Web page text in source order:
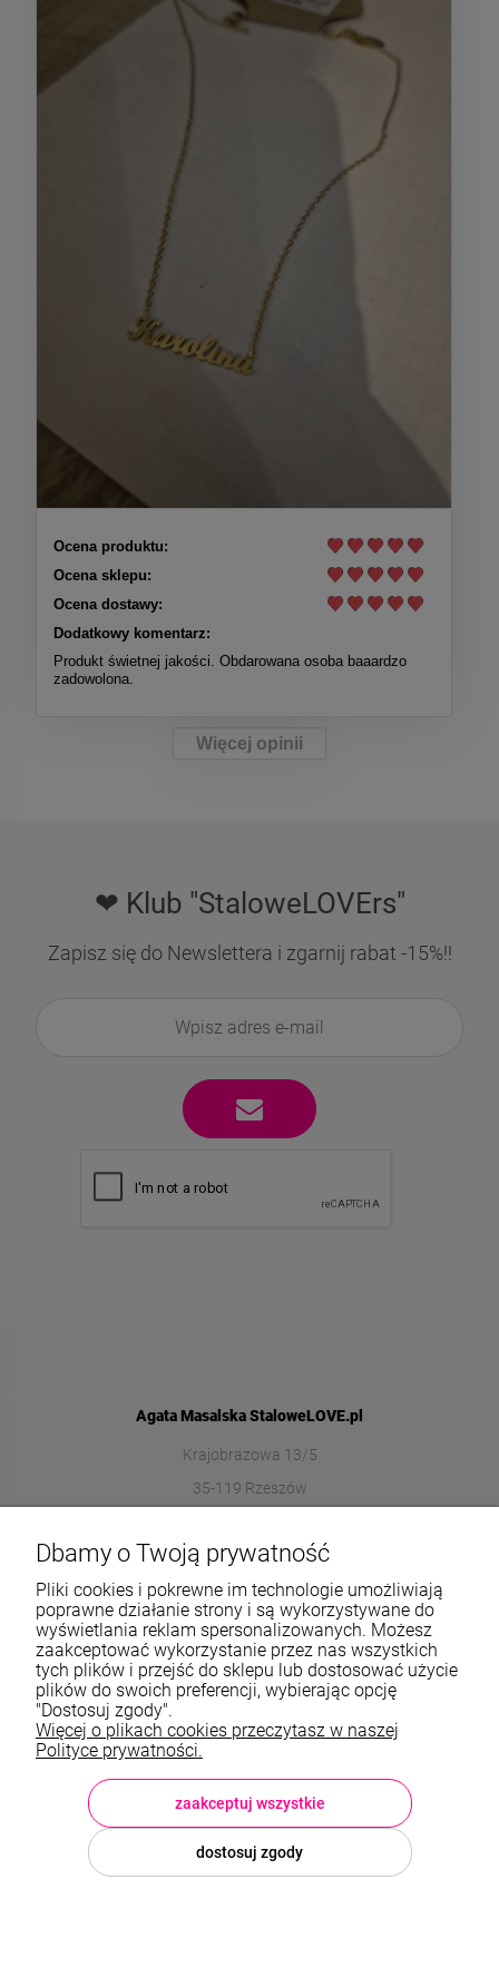
Ocena produktu:
Ocena sklepu:
Ocena dostawy:
Dodatkowy komentarz:
Produkt świetnej jakości. Obdarowana osoba baaardzo
zadowolona.
Więcej opinii
❤ Klub "StaloweLOVErs"
Zapisz się do Newslettera i zgarnij rabat -15%!!
Agata Masalska StaloweLOVE.pl
Krajobrazowa 13/5
35-119 Rzeszów
572989669
Informacje
O nas
TWOJE KONTO
Sklep: StaloweLOVE, Krajobrazowa 13/5, 35-119 Rzeszów, woj.
podkarpackie, NIP: 8133612433, tel.:572 989 669
sklep@stalowelove.com.pl
Dbamy o Twoją prywatność
Pliki cookies i pokrewne im technologie umożliwiają
poprawne działanie strony i są wykorzystywane do
wyświetlania reklam spersonalizowanych. Możesz
zaakceptować wykorzystanie przez nas wszystkich
tych plików i przejść do sklepu lub dostosować użycie
plików do swoich preferencji, wybierając opcję
"Dostosuj zgody".
Więcej o plikach cookies przeczytasz w naszej
Polityce prywatności.
dostosuj zgody
zaakceptuj wszystkie